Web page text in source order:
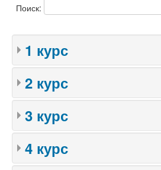
Поиск:
1 курс
2 курс
3 курс
4 курс